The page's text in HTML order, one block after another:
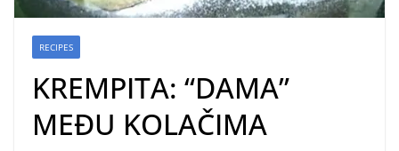
RECIPES
KREMPITA: “DAMA”
MEĐU KOLAČIMA